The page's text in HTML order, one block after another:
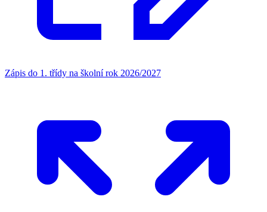
Zápis do 1. třídy na školní rok 2026/2027